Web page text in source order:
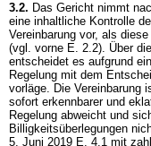
3.2. Das Gericht nimmt
eine inhaltliche Kontrolle
Vereinbarung vor, als
(vgl. vorne E. 2.2). Über
entscheidet es aufgrund
Regelung mit dem
vorläge. Die Vereinbarung
sofort erkennbarer und
Regelung abweicht und
Billigkeitsüberlegungen
5. Juni 2019 E. 4.1 mit